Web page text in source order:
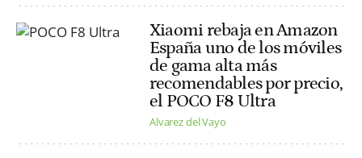
Xiaomi rebaja en Amazon
España uno de los móviles
de gama alta más
recomendables por precio,
el POCO F8 Ultra
Alvarez del Vayo